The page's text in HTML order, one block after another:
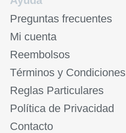
Preguntas frecuentes
Mi cuenta
Reembolsos
Términos y Condiciones
Reglas Particulares
Política de Privacidad
Contacto